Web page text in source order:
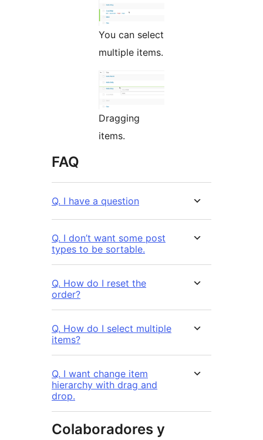
You can select
multiple items.
Dragging
items.
FAQ
Q. I have a question
Q. I don’t want some post
types to be sortable.
Q. How do I reset the
order?
Q. How do I select multiple
items?
Q. I want change item
hierarchy with drag and
drop.
Colaboradores y